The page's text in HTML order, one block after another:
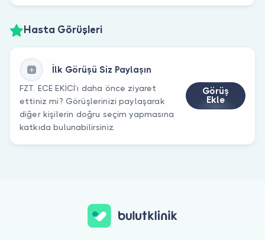
Hasta Görüşleri
İlk Görüşü Siz Paylaşın
FZT. ECE EKİCİ’ı daha önce ziyaret
ettiniz mi? Görüşlerinizi paylaşarak
diğer kişilerin doğru seçim yapmasına
katkıda bulunabilirsiniz.
Görüş
Ekle